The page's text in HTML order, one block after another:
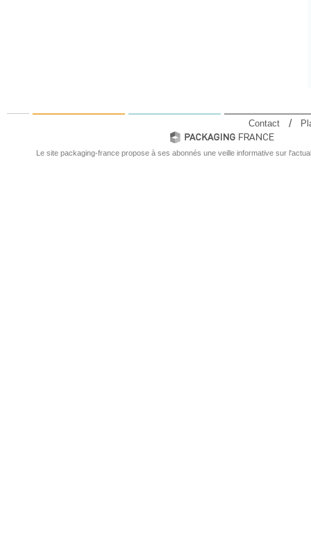
Le site packaging-france propose à ses abonnés une veille informative sur
Contact